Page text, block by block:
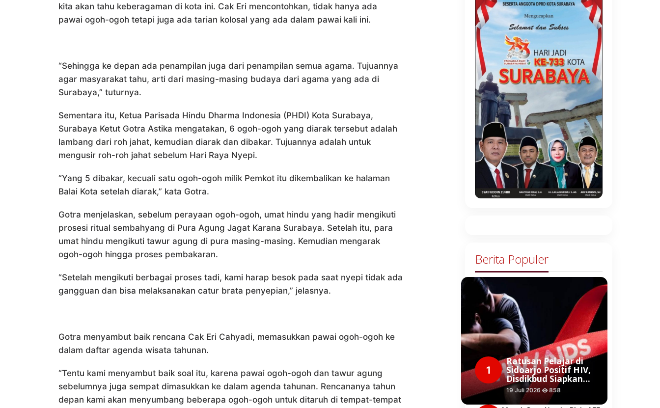
kita akan tahu keberagaman di kota ini. Cak Eri mencontohkan, tidak hanya ada
pawai ogoh-ogoh tetapi juga ada tarian kolosal yang ada dalam pawai kali ini.
“Sehingga ke depan ada penampilan juga dari penampilan semua agama. Tujuannya
agar masyarakat tahu, arti dari masing-masing budaya dari agama yang ada di
Surabaya,” tuturnya.
Sementara itu, Ketua Parisada Hindu Dharma Indonesia (PHDI) Kota Surabaya,
Surabaya Ketut Gotra Astika mengatakan, 6 ogoh-ogoh yang diarak tersebut adalah
lambang dari roh jahat, kemudian diarak dan dibakar. Tujuannya adalah untuk
mengusir roh-roh jahat sebelum Hari Raya Nyepi.
“Yang 5 dibakar, kecuali satu ogoh-ogoh milik Pemkot itu dikembalikan ke halaman
Balai Kota setelah diarak,” kata Gotra.
Gotra menjelaskan, sebelum perayaan ogoh-ogoh, umat hindu yang hadir mengikuti
prosesi ritual sembahyang di Pura Agung Jagat Karana Surabaya. Setelah itu, para
umat hindu mengikuti tawur agung di pura masing-masing. Kemudian mengarak
ogoh-ogoh hingga proses pembakaran.
“Setelah mengikuti berbagai proses tadi, kami harap besok pada saat nyepi tidak ada
gangguan dan bisa melaksanakan catur brata penyepian,” jelasnya.
Gotra menyambut baik rencana Cak Eri Cahyadi, memasukkan pawai ogoh-ogoh ke
dalam daftar agenda wisata tahunan.
“Tentu kami menyambut baik soal itu, karena pawai ogoh-ogoh dan tawur agung
sebelumnya juga sempat dimasukkan ke dalam agenda tahunan. Rencananya tahun
depan kami akan menyumbang beberapa ogoh-ogoh untuk ditaruh di tempat-tempat
Berita Populer
1
Ratusan Pelajar di
Sidoarjo Positif HIV,
Disdikbud Siapkan…
19 Juli 2026 858